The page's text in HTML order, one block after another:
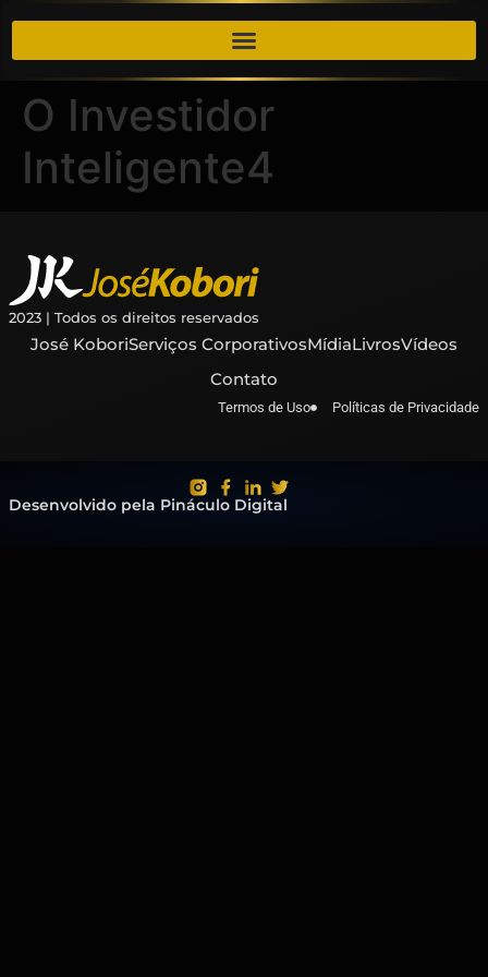
O Investidor
Inteligente4
2023 | Todos os direitos reservados
José KoboriServiços CorporativosMídiaLivrosVídeos
Contato
Termos de Uso Políticas de Privacidade
Desenvolvido pela Pináculo Digital